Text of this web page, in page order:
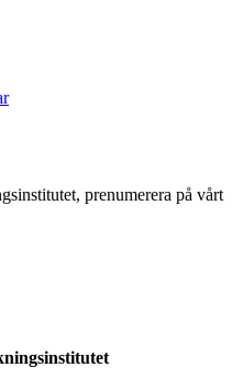
prenumerera på vårt